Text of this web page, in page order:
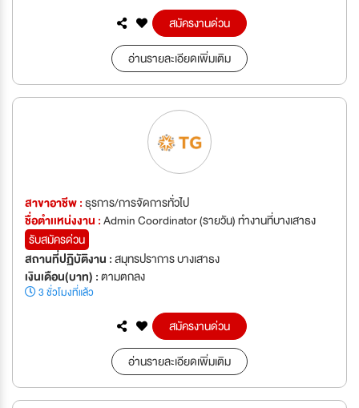
สมัครงานด่วน
อ่านรายละเอียดเพิ่มเติม
สาขาอาชีพ :ธุรการ/การจัดการทั่วไป
ชื่อตำเเหน่งงาน :Admin Coordinator (รายวัน) ทำงานที่บางเสาธง
รับสมัครด่วน
สถานที่ปฏิบัติงาน :สมุทรปราการ บางเสาธง
เงินเดือน(บาท) :ตามตกลง
3 ชั่วโมงที่แล้ว
สมัครงานด่วน
อ่านรายละเอียดเพิ่มเติม